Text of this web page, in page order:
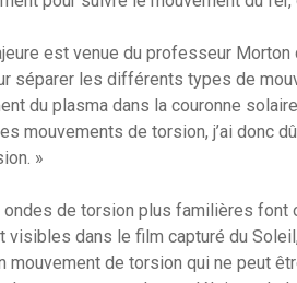
est venue du professeur
séparer les différents types de
du plasma dans la couronne
mouvements de torsion, j’ai donc
»
de torsion plus familières font
visibles dans le film capturé du
mouvement de torsion qui ne peut